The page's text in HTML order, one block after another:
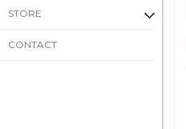
STORE
CONTACT